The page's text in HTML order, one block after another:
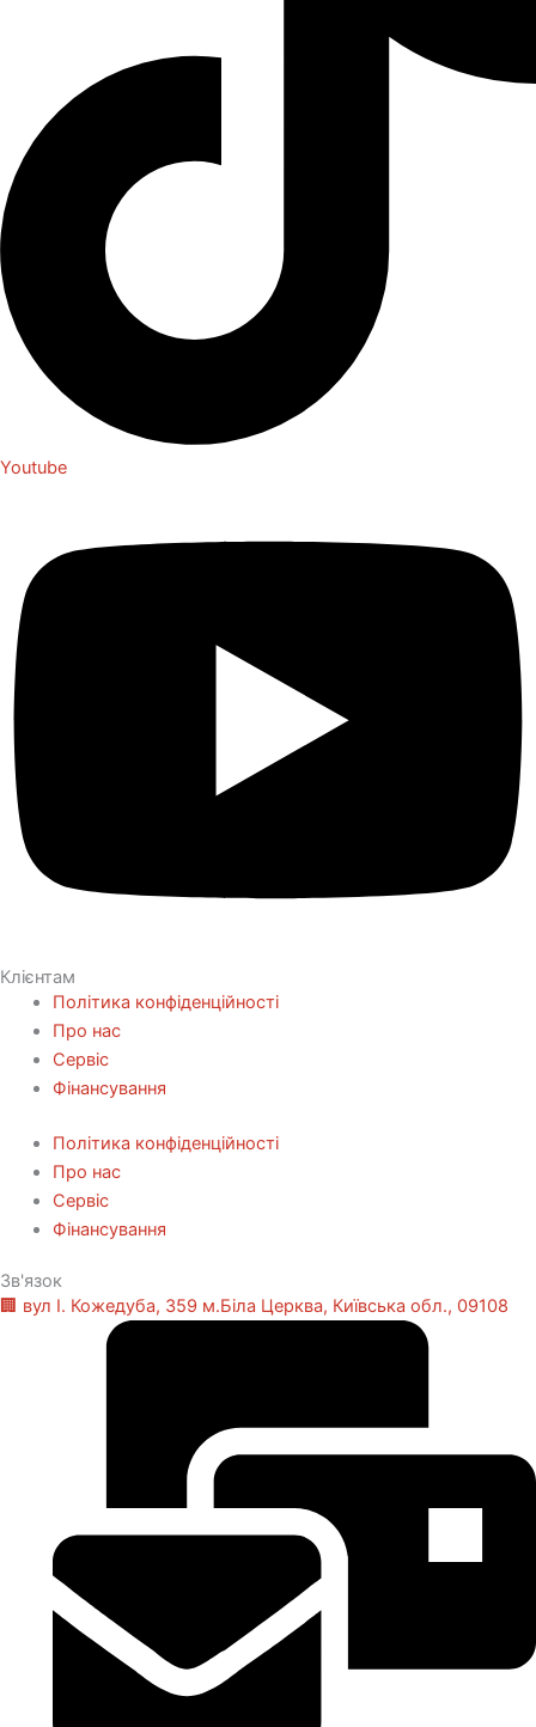
Youtube
Клієнтам
Політика конфіденційності
Про нас
Сервіс
Фінансування
Політика конфіденційності
Про нас
Сервіс
Фінансування
Зв'язок
🏢 вул І. Кожедуба, 359 м.Біла Церква, Київська обл., 09108